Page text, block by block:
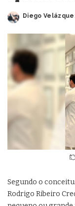
Posted
Diego
Segundo o
Rodrigo Ribeiro